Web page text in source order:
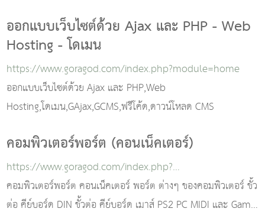
ออกแบบเว็บไซต์ด้วย Ajax และ PHP - Web
Hosting - โดเมน
https://www.goragod.com/index.php?module=home
ออกแบบเว็บไซต์ด้วย Ajax และ PHP,Web
Hosting,โดเมน,GAjax,GCMS,ฟรีโค้ด,ดาวน์โหลด CMS
คอมพิวเตอร์พอร์ต (คอนเน็คเตอร์)
https://www.goragod.com/index.php?
module=connector
คอมพิวเตอร์พอร์ต คอนเน็คเตอร์ พอร์ต ต่างๆ ของคอมพิวเตอร์ ขั้ว
ต่อ คีย์บอร์ด DIN ขั้วต่อ คีย์บอร์ด เมาส์ PS2 PC MIDI และ Game